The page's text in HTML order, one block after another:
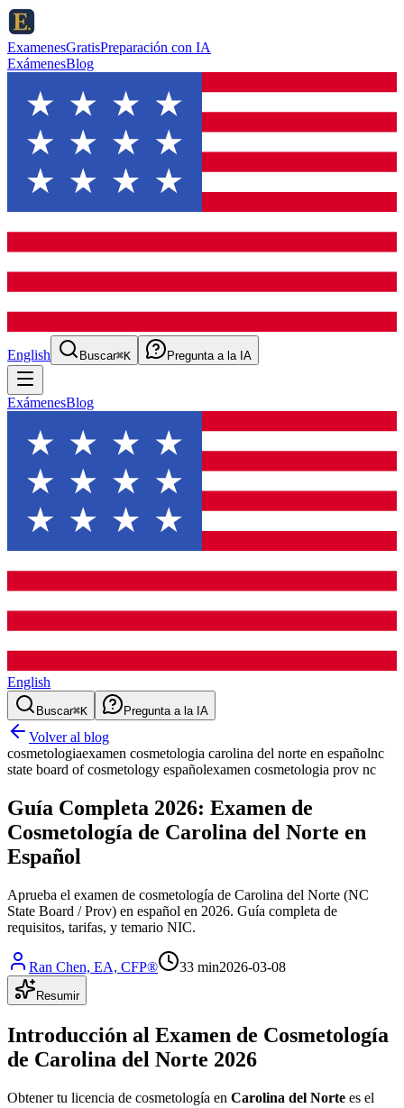
ExamenesGratisPreparación con IA
ExámenesBlog
English Buscar⌘K Pregunta a la IA
ExámenesBlog
English
Buscar⌘K Pregunta a la IA
Volver al blog
cosmetologiaexamen cosmetologia carolina del norte en españolnc
state board of cosmetology españolexamen cosmetologia prov nc
Guía Completa 2026: Examen de
Cosmetología de Carolina del Norte en
Español
Aprueba el examen de cosmetología de Carolina del Norte (NC
State Board / Prov) en español en 2026. Guía completa de
requisitos, tarifas, y temario NIC.
Ran Chen, EA, CFP® 33 min2026-03-08
Resumir
Introducción al Examen de Cosmetología
de Carolina del Norte 2026
Obtener tu licencia de cosmetología en Carolina del Norte es el